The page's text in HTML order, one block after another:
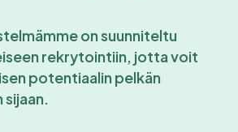
on suunniteltu
rekrytointiin, jotta voit
potentiaalin pelkän